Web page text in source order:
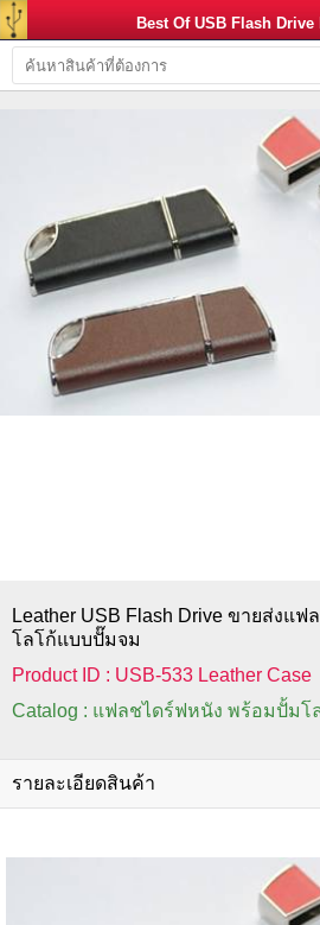
Best Of USB Flash
Leather USB Flash Drive ขายส่งแ
โลโก้แบบปั๊มจม
Product ID : USB-533 Leather Case
Catalog : แฟลชไดร์ฟหนัง พร้อมปั้มโ
รายละเอียดสินค้า